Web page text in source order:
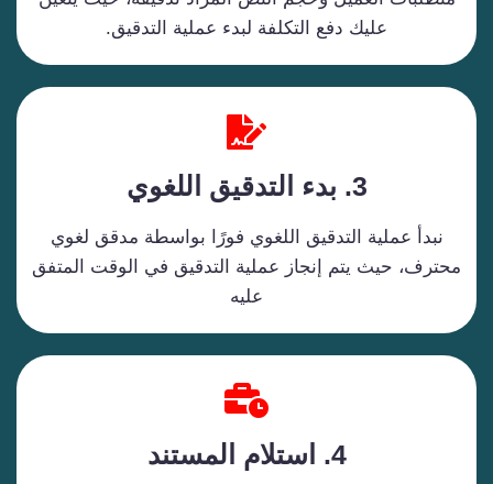
عليك دفع التكلفة لبدء عملية التدقيق.
3. بدء التدقيق اللغوي
نبدأ عملية التدقيق اللغوي فورًا بواسطة مدقق لغوي
محترف، حيث يتم إنجاز عملية التدقيق في الوقت المتفق
عليه
4. استلام المستند